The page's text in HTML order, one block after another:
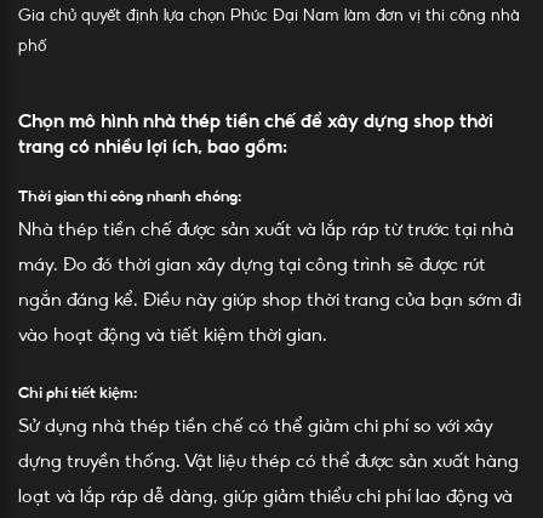
Gia chủ quyết định lựa chọn Phúc Đại Nam làm đơn vị thi công nhà
phố
Chọn mô hình nhà thép tiền chế để xây dựng shop thời
trang có nhiều lợi ích, bao gồm:
Thời gian thi công nhanh chóng:
Nhà thép tiền chế được sản xuất và lắp ráp từ trước tại nhà
máy. Đo đó thời gian xây dựng tại công trình sẽ được rút
ngắn đáng kể. Điều này giúp shop thời trang của bạn sớm đi
vào hoạt động và tiết kiệm thời gian.
Chi phí tiết kiệm:
Sử dụng nhà thép tiền chế có thể giảm chi phí so với xây
dựng truyền thống. Vật liệu thép có thể được sản xuất hàng
loạt và lắp ráp dễ dàng, giúp giảm thiểu chi phí lao động và